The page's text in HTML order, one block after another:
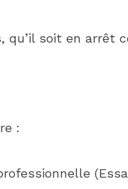
qu’il soit en arrêt
: